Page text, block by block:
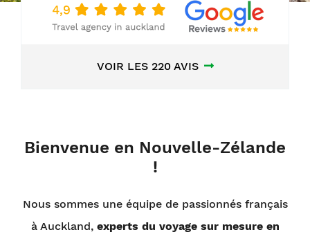
Bienvenue en Nouvelle-Zélande
!
Nous sommes une équipe de passionnés français
à Auckland, experts du voyage sur mesure en
VOIR LES 220 AVIS